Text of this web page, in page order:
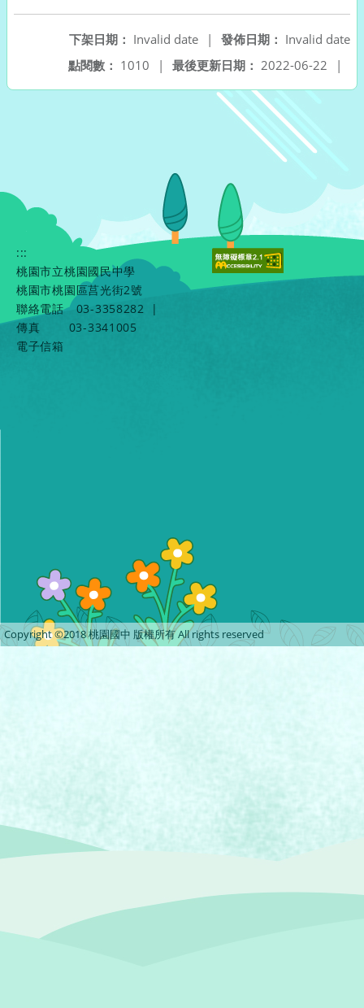
發佈日期： Invalid date
下架日期： Invalid date
|
最後更新日期： 2022-06-22 |
點閱數： 1010 |
:::
桃園市立桃園國民中學
桃園市桃園區莒光街2號
聯絡電話
03-3358282
|
傳真
03-3341005
電子信箱
Copyright ©2018 桃園國中 版權所有 All rights reserved